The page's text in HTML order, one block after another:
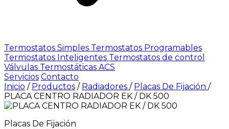
Termostatos Simples Termostatos Programables
Termostatos Inteligentes Termostatos de control
Válvulas Termostáticas ACS
Servicios Contacto
Inicio / Productos / Radiadores / Placas De Fijación /
PLACA CENTRO RADIADOR EK / DK 500
Placas De Fijación